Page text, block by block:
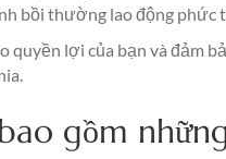
bồi thường lao động phức
quyền lợi của bạn và đảm
gồm